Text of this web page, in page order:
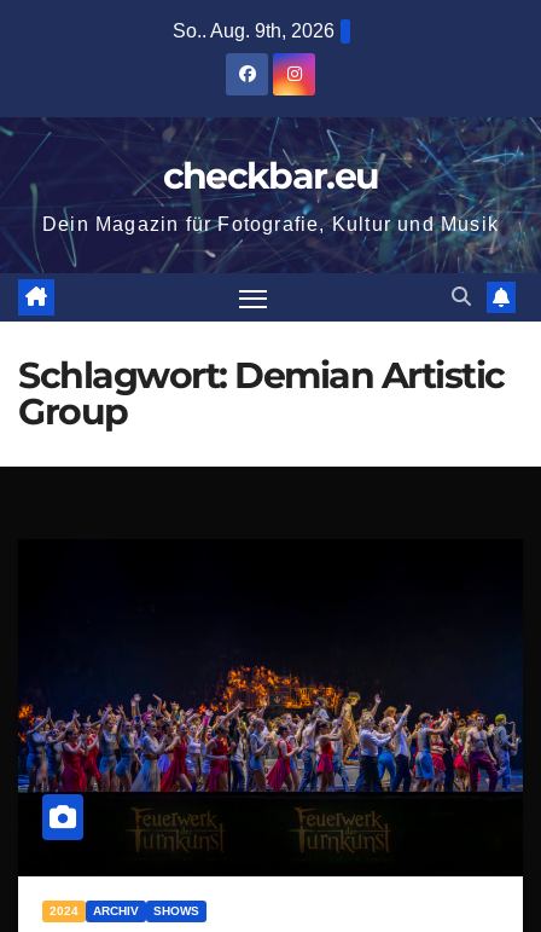
So.. Aug. 9th, 2026
checkbar.eu
Dein Magazin für Fotografie, Kultur und Musik
Schlagwort: Demian Artistic
Group
2024 ARCHIV SHOWS